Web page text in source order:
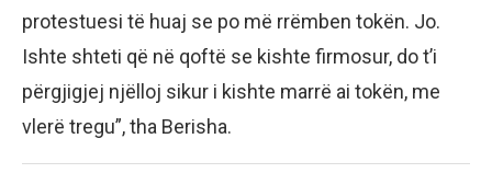
protestuesi të huaj se po më rrëmben tokën. Jo.
Ishte shteti që në qoftë se kishte firmosur, do t’i
përgjigjej njëlloj sikur i kishte marrë ai tokën, me
vlerë tregu”, tha Berisha.